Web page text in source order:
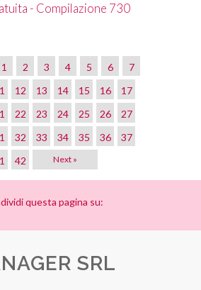
- Compilazione 730
1 2 3 4 5 6
7
12 13 14 15 16
17
22 23 24 25 26
27
32 33 34 35 36
37
42 Next »
questa pagina su:
SRL